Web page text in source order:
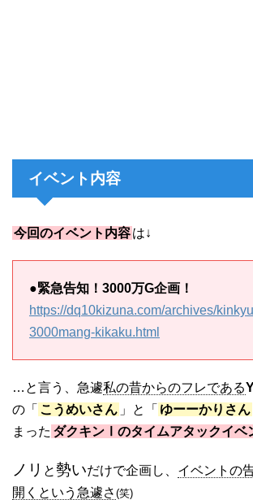
イベント内容
今回のイベント内容は↓
●緊急告知！3000万G企画！
https://dq10kizuna.com/archives/
3000mang-kikaku.html
…と言う、急遽私の昔からのフレである
の「 こうめいさん 」と「 ゆーーかりさん
まった ダクキンⅠのタイムアタックイベ
ノリ と勢いだけで企画し、 イベントの
開くという急遽さ (笑)